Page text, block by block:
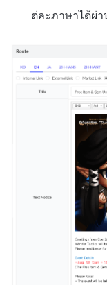
ต่ละภาษาได้ผ่า